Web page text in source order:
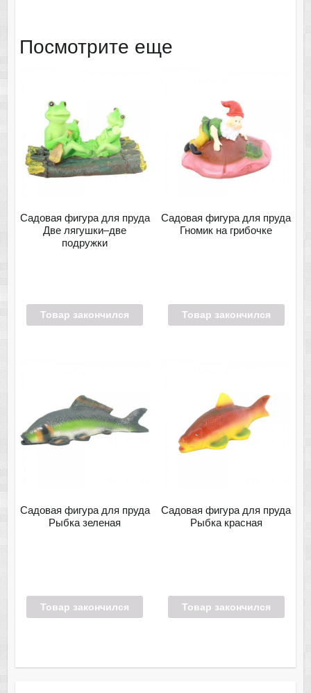
Посмотрите еще
Садовая фигура для пруда
Две лягушки–две
подружки
Товар закончился
Садовая фигура для пруда
Гномик на грибочке
Товар закончился
Садовая фигура для пруда
Рыбка зеленая
Товар закончился
Садовая фигура для пруда
Рыбка красная
Товар закончился